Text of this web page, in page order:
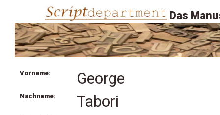
Das
Vorname: George
Nachname: Tabori